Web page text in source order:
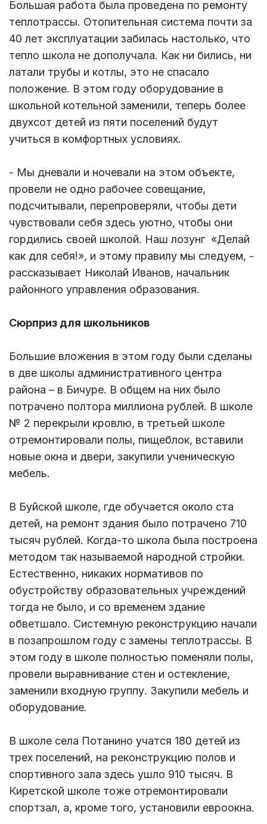
Большая работа была проведена по ремонту
теплотрассы. Отопительная система почти за
40 лет эксплуатации забилась настолько, что
тепло школа не дополучала. Как ни бились, ни
латали трубы и котлы, это не спасало
положение. В этом году оборудование в
школьной котельной заменили, теперь более
двухсот детей из пяти поселений будут
учиться в комфортных условиях.
- Мы дневали и ночевали на этом объекте,
провели не одно рабочее совещание,
подсчитывали, перепроверяли, чтобы дети
чувствовали себя здесь уютно, чтобы они
гордились своей школой. Наш лозунг «Делай
как для себя!», и этому правилу мы следуем, -
рассказывает Николай Иванов, начальник
районного управления образования.
Сюрприз для школьников
Большие вложения в этом году были сделаны
в две школы административного центра
района – в Бичуре. В общем на них было
потрачено полтора миллиона рублей. В школе
№ 2 перекрыли кровлю, в третьей школе
отремонтировали полы, пищеблок, вставили
новые окна и двери, закупили ученическую
мебель.
В Буйской школе, где обучается около ста
детей, на ремонт здания было потрачено 710
тысяч рублей. Когда-то школа была построена
методом так называемой народной стройки.
Естественно, никаких нормативов по
обустройству образовательных учреждений
тогда не было, и со временем здание
обветшало. Системную реконструкцию начали
в позапрошлом году с замены теплотрассы. В
этом году в школе полностью поменяли полы,
провели выравнивание стен и остекление,
заменили входную группу. Закупили мебель и
оборудование.
В школе села Потанино учатся 180 детей из
трех поселений, на реконструкцию полов и
спортивного зала здесь ушло 910 тысяч. В
Киретской школе тоже отремонтировали
спортзал, а, кроме того, установили евроокна.